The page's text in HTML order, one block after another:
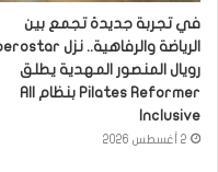
في تجربة جديدة تجمع بين
رويال المنصور المهدية يطلق
Pilates Reformer بنظام All
Inclusive
2 أغسطس 2026